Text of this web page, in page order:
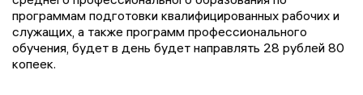
программам подготовки квалифицированных рабочих и
служащих, а также программ профессионального
обучения, будет в день будет направлять 28 рублей 80
копеек.